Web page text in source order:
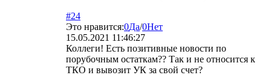
#24
Это нравится:0Да/0Нет
15.05.2021 11:46:27
Коллеги! Есть позитивные новости по
порубочным остаткам?? Так и не относится к
ТКО и вывозит УК за свой счет?